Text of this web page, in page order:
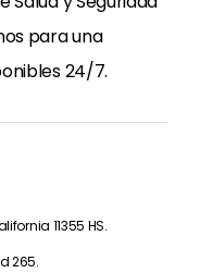
para una
24/7.
11355 HS.
265.